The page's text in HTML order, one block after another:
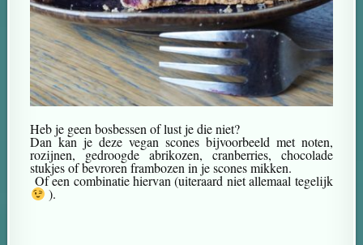
Heb je geen bosbessen of lust je die niet?
Dan kan je deze vegan scones bijvoorbeeld met noten,
rozijnen, gedroogde abrikozen, cranberries, chocolade
stukjes of bevroren frambozen in je scones mikken.
Of een combinatie hiervan (uiteraard niet allemaal tegelijk
).